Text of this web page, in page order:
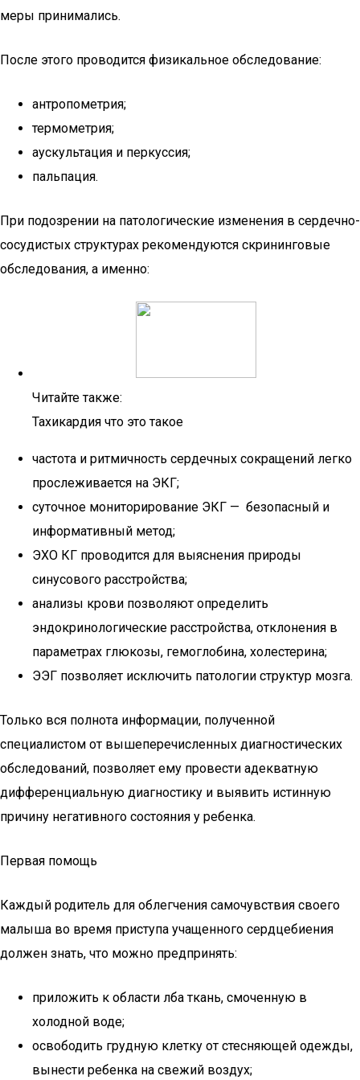
меры принимались.
После этого проводится физикальное обследование:
антропометрия;
термометрия;
аускультация и перкуссия;
пальпация.
При подозрении на патологические изменения в сердечно-
сосудистых структурах рекомендуются скрининговые
обследования, а именно:
Читайте также:
Тахикардия что это такое
частота и ритмичность сердечных сокращений легко
прослеживается на ЭКГ;
суточное мониторирование ЭКГ — безопасный и
информативный метод;
ЭХО КГ проводится для выяснения природы
синусового расстройства;
анализы крови позволяют определить
эндокринологические расстройства, отклонения в
параметрах глюкозы, гемоглобина, холестерина;
ЭЭГ позволяет исключить патологии структур мозга.
Только вся полнота информации, полученной
специалистом от вышеперечисленных диагностических
обследований, позволяет ему провести адекватную
дифференциальную диагностику и выявить истинную
причину негативного состояния у ребенка.
Первая помощь
Каждый родитель для облегчения самочувствия своего
малыша во время приступа учащенного сердцебиения
должен знать, что можно предпринять:
приложить к области лба ткань, смоченную в
холодной воде;
освободить грудную клетку от стесняющей одежды,
вынести ребенка на свежий воздух;